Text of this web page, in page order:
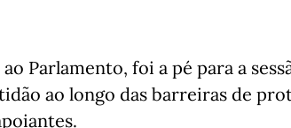
Parlamento, foi a pé para a
ao longo das barreiras de